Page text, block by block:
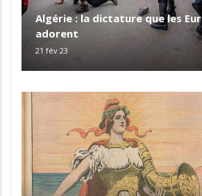
Algérie : la dictature que les
adorent
21 fév 23